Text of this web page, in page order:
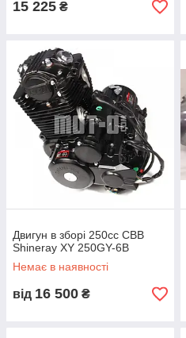
15 225 ₴
Двигун в зборі 250cc СВВ
Shineray XY 250GY-6B
Немає в наявності
від 16 500 ₴